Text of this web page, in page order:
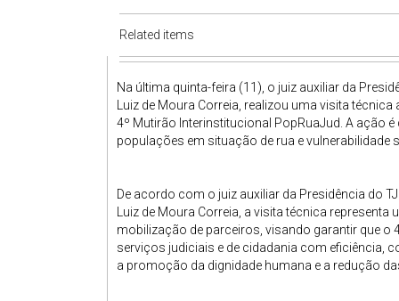
Related items
Na última quinta-feira (11), o juiz auxiliar da
Luiz de Moura Correia, realizou uma visita
4º Mutirão Interinstitucional PopRuaJud. A ação
populações em situação de rua e vulnerabilidade
De acordo com o juiz auxiliar da Presidência do
Luiz de Moura Correia, a visita técnica
mobilização de parceiros, visando garantir que o
serviços judiciais e de cidadania com
a promoção da dignidade humana e a redução